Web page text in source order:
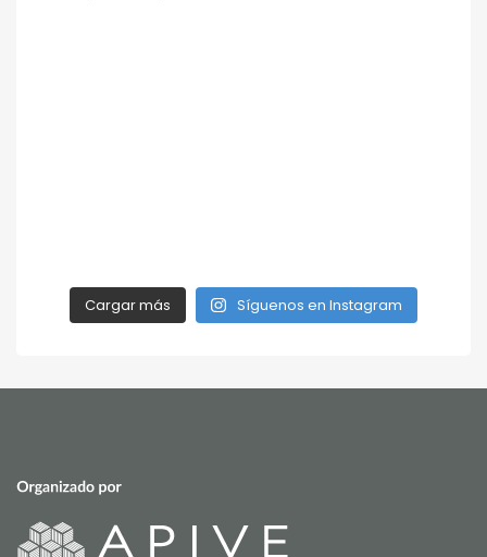
Cargar más Síguenos en Instagram